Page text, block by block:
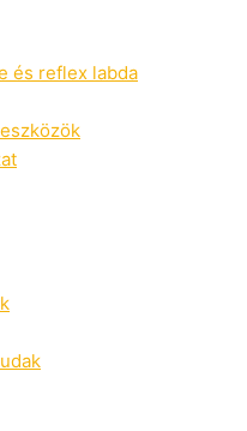
és reflex labda